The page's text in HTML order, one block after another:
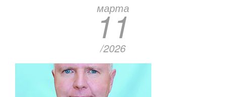
марта
11
/2026